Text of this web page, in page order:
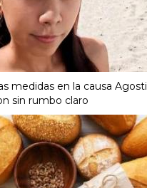
medidas en la causa
sin rumbo claro